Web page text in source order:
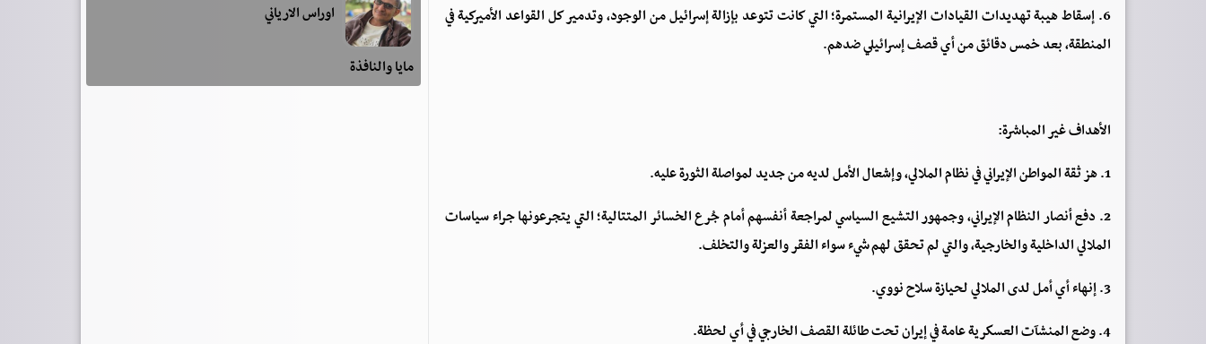
6. إسقاط هيبة تهديدات القيادات الإيرانية المستمرة؛ التي كانت تتوعد بإزالة إسرائيل من الوجود، وتدمير كل القواعد الأميركية في
المنطقة، بعد خمس دقائق من أي قصف إسرائيلي ضدهم.
الأهداف غير المباشرة:
1. هز ثقة المواطن الإيراني في نظام الملالي، وإشعال الأمل لديه من جديد لمواصلة الثورة عليه.
2. دفع أنصار النظام الإيراني، وجمهور التشيع السياسي لمراجعة أنفسهم أمام جُرع الخسائر المتتالية؛ التي يتجرعونها جراء سياسات
الملالي الداخلية والخارجية، والتي لم تحقق لهم شيء سواء الفقر والعزلة والتخلف.
3. إنهاء أي أمل لدى الملالي لحيازة سلاح نووي.
4. وضع المنشآت العسكرية عامة في إيران تحت طائلة القصف الخارجي في أي لحظة.
اوراس الارياني
مايا والنافذة